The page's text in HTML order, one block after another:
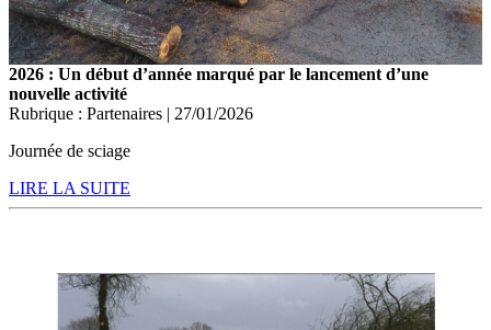
2026 : Un début d’année marqué par le lancement d’une
nouvelle activité
Rubrique : Partenaires | 27/01/2026
Journée de sciage
LIRE LA SUITE